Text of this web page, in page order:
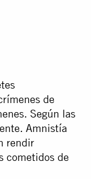
de
Según las
Amnistía
rendir
cometidos de